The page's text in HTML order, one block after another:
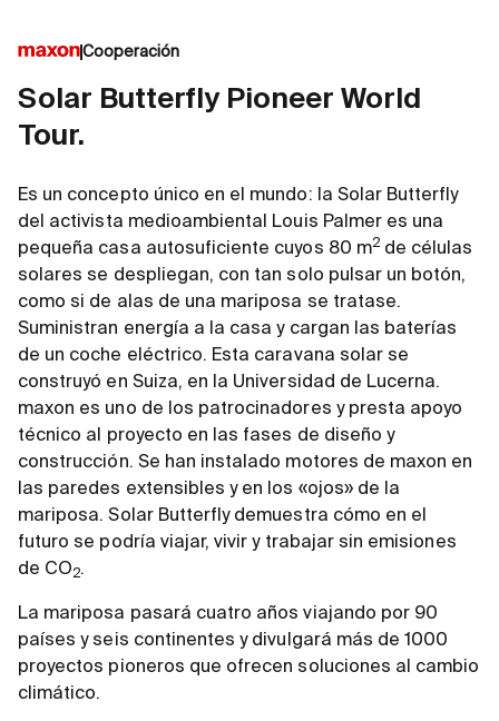
Cooperación
Solar Butterfly Pioneer World
Tour.
Es un concepto único en el mundo: la Solar Butterfly
del activista medioambiental Louis Palmer es una
pequeña casa autosuficiente cuyos 80 m2de células
solares se despliegan, con tan solo pulsar un botón,
como si de alas de una mariposa se tratase.
Suministran energía a la casa y cargan las baterías
de un coche eléctrico. Esta caravana solar se
construyó en Suiza, en la Universidad de Lucerna.
maxon es uno de los patrocinadores y presta apoyo
técnico al proyecto en las fases de diseño y
construcción. Se han instalado motores de maxon en
las paredes extensibles y en los «ojos» de la
mariposa. Solar Butterfly demuestra cómo en el
futuro se podría viajar, vivir y trabajar sin emisiones
de CO2.
La mariposa pasará cuatro años viajando por 90
países y seis continentes y divulgará más de 1000
proyectos pioneros que ofrecen soluciones al cambio
climático.